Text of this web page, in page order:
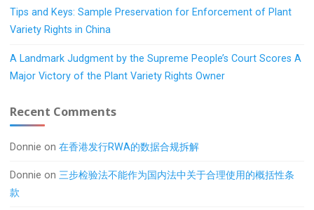
Tips and Keys: Sample Preservation for Enforcement of Plant
Variety Rights in China
A Landmark Judgment by the Supreme People’s Court Scores A
Major Victory of the Plant Variety Rights Owner
Recent Comments
Donnie on在香港发行RWA的数据合规拆解
Donnie on三步检验法不能作为国内法中关于合理使用的概括性条
款